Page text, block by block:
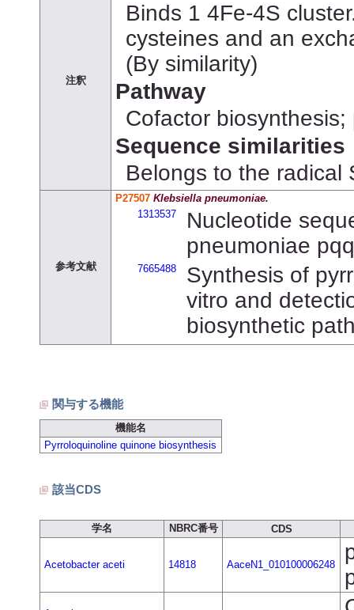
注釈
Binds 1 4Fe-4S
cysteines and an
(By similarity)
Pathway
Cofactor
Sequence similarities
Belongs to the radical
参考文献
P27507 Klebsiella pneumoniae.
1313537
Nucleotide
pneumoniae
7665488
Synthesis of
vitro and
biosynthetic
関与する機能
機能名
Pyrroloquinoline quinone biosynthesis
該当CDS
学名 NBRC番号 CDS
Acetobacter aceti 14818 AaceN1_010100006248